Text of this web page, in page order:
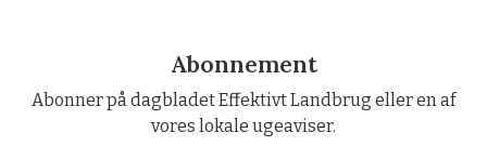
Abonnement
Abonner på dagbladet Effektivt Landbrug eller en af
vores lokale ugeaviser.